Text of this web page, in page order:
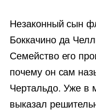
Незаконный сын
Боккачино да
Семейство его
почему он сам
Чертальдо. Уже в
выказал